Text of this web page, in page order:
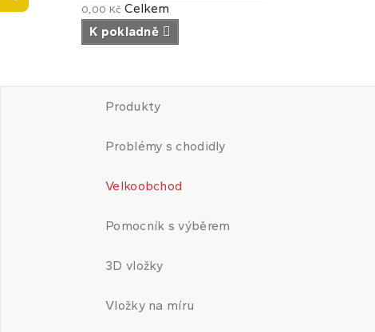
0,00 Kč Celkem
K pokladně
Produkty
Problémy s chodidly
Velkoobchod
Pomocník s výběrem
3D vložky
Vložky na míru